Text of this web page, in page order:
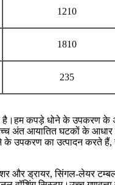
1210
1810
235
है।हम कपड़े धोने के उपकरण
अंत आयातित घटकों के आधार
उपकरण का उत्पादन करते हैं,
और ड्रायर, सिंगल-लेयर